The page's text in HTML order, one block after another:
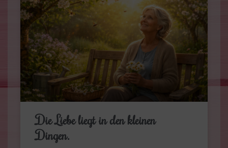
Die Liebe liegt in den kleinen
Dingen.